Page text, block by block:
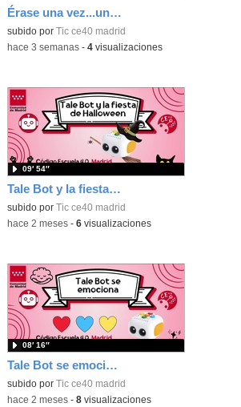
Érase una vez...un castillo medieval
subido por Tic ce40 madrid
-hace 3 semanas- 4visualizaciones
Tale Bot y la fiesta de Halloween
subido por Tic ce40 madrid
09′ 54″
-hace 2 meses- 6visualizaciones
Tale Bot se emociona
subido por Tic ce40 madrid
08′ 16″
-hace 2 meses- 8visualizaciones